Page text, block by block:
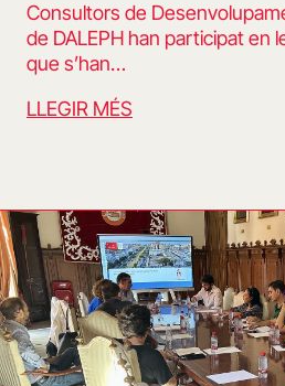
Consultors de
de DALEPH han participat en
que s’han…
LLEGIR MÉS